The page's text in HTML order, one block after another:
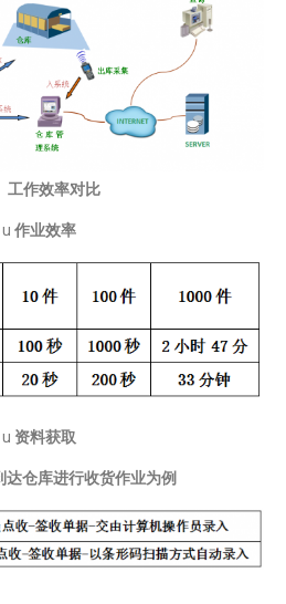
工作效率对比
u 作业效率
u 资料获取
达仓库进行收货作业为例